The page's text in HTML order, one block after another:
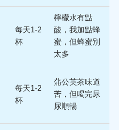
每天1-2
杯
檸檬水有點
酸，我加點蜂
蜜，但蜂蜜別
太多
每天1-2
杯
蒲公英茶味道
苦，但喝完尿
尿順暢